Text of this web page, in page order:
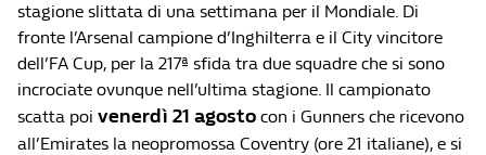
stagione slittata di una settimana per il Mondiale. Di
fronte l’Arsenal campione d’Inghilterra e il City vincitore
dell’FA Cup, per la 217ª sfida tra due squadre che si sono
incrociate ovunque nell’ultima stagione. Il campionato
scatta poi venerdì 21 agosto con i Gunners che ricevono
all’Emirates la neopromossa Coventry (ore 21 italiane), e si